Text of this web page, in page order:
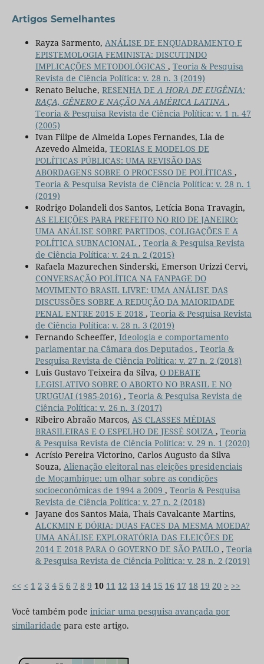
Artigos Semelhantes
Rayza Sarmento, ANÁLISE DE ENQUADRAMENTO E
EPISTEMOLOGIA FEMINISTA: DISCUTINDO
IMPLICAÇÕES METODOLÓGICAS , Teoria & Pesquisa
Revista de Ciência Política: v. 28 n. 3 (2019)
Renato Beluche, RESENHA DEA HORA DE EUGÊNIA:
RAÇA, GÊNERO E NAÇÃO NA AMÉRICA LATINA ,
Teoria & Pesquisa Revista de Ciência Política: v. 1 n. 47
(2005)
Ivan Filipe de Almeida Lopes Fernandes, Lia de
Azevedo Almeida, TEORIAS E MODELOS DE
POLÍTICAS PÚBLICAS: UMA REVISÃO DAS
ABORDAGENS SOBRE O PROCESSO DE POLÍTICAS ,
Teoria & Pesquisa Revista de Ciência Política: v. 28 n. 1
(2019)
Rodrigo Dolandeli dos Santos, Letícia Bona Travagin,
AS ELEIÇÕES PARA PREFEITO NO RIO DE JANEIRO:
UMA ANÁLISE SOBRE PARTIDOS, COLIGAÇÕES E A
POLÍTICA SUBNACIONAL , Teoria & Pesquisa Revista
de Ciência Política: v. 24 n. 2 (2015)
Rafaela Mazurechen Sinderski, Emerson Urizzi Cervi,
CONVERSAÇÃO POLÍTICA NA FANPAGE DO
MOVIMENTO BRASIL LIVRE: UMA ANÁLISE DAS
DISCUSSÕES SOBRE A REDUÇÃO DA MAIORIDADE
PENAL ENTRE 2015 E 2018 , Teoria & Pesquisa Revista
de Ciência Política: v. 28 n. 3 (2019)
Fernando Scheeffer, Ideologia e comportamento
parlamentar na Câmara dos Deputados , Teoria &
Pesquisa Revista de Ciência Política: v. 27 n. 2 (2018)
Luis Gustavo Teixeira da Silva, O DEBATE
LEGISLATIVO SOBRE O ABORTO NO BRASIL E NO
URUGUAI (1985-2016) , Teoria & Pesquisa Revista de
Ciência Política: v. 26 n. 3 (2017)
Ribeiro Abraão Marcos, AS CLASSES MÉDIAS
BRASILEIRAS E O ESPELHO DE JESSÉ SOUZA , Teoria
& Pesquisa Revista de Ciência Política: v. 29 n. 1 (2020)
Acrísio Pereira Victorino, Carlos Augusto da Silva
Souza, Alienação eleitoral nas eleições presidenciais
de Moçambique: um olhar sobre as condições
socioeconômicas de 1994 a 2009 , Teoria & Pesquisa
Revista de Ciência Política: v. 27 n. 2 (2018)
Jayane dos Santos Maia, Thais Cavalcante Martins,
ALCKMIN E DÓRIA: DUAS FACES DA MESMA MOEDA?
UMA ANÁLISE EXPLORATÓRIA DAS ELEIÇÕES DE
2014 E 2018 PARA O GOVERNO DE SÃO PAULO , Teoria
& Pesquisa Revista de Ciência Política: v. 28 n. 2 (2019)
<< < 1 2 3 4 5 6 7 8 9 10 11 12 13 14 15 16 17 18 19 20 > >>
Você também pode iniciar uma pesquisa avançada por
similaridade para este artigo.